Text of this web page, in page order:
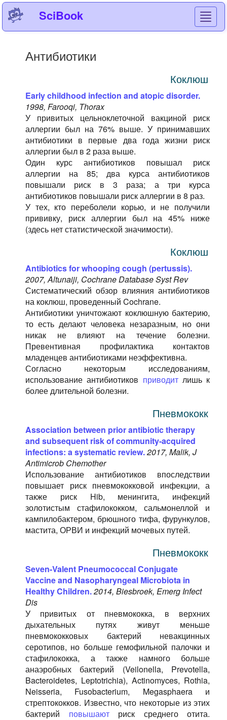
SciBook
Антибиотики
Коклюш
Early childhood infection and atopic disorder.
1998, Farooqi, Thorax
У привитых цельноклеточной вакциной риск
аллергии был на 76% выше. У принимавших
антибиотики в первые два года жизни риск
аллергии был в 2 раза выше.
Один курс антибиотиков повышал риск
аллергии на 85; два курса антибиотиков
повышали риск в 3 раза; а три курса
антибиотиков повышали риск аллергии в 8 раз.
У тех, кто переболели корью, и не получили
прививку, риск аллергии был на 45% ниже
(здесь нет статистической значимости).
Коклюш
Antibiotics for whooping cough (pertussis).
2007, Altunaiji, Cochrane Database Syst Rev
Систематический обзор влияния антибиотиков
на коклюш, проведенный Cochrane.
Антибиотики уничтожают коклюшную бактерию,
то есть делают человека незаразным, но они
никак не влияют на течение болезни.
Превентивная профилактика контактов
младенцев антибиотиками неэффективна.
Согласно некоторым исследованиям,
использование антибиотиков приводитлишь к
более длительной болезни.
Пневмококк
Association between prior antibiotic therapy
and subsequent risk of community-acquired
infections: a systematic review.2017, Malik, J
Antimicrob Chemother
Использование антибиотиков впоследствии
повышает риск пневмококковой инфекции, а
также риск Hib, менингита, инфекций
золотистым стафилококком, сальмонеллой и
кампилобактером, брюшного тифа, фурункулов,
мастита, ОРВИ и инфекций мочевых путей.
Пневмококк
Seven-Valent Pneumococcal Conjugate
Vaccine and Nasopharyngeal Microbiota in
Healthy Children.2014, Biesbroek, Emerg Infect
Dis
У привитых от пневмококка, в верхних
дыхательных путях живут меньше
пневмококковых бактерий невакцинных
серотипов, но больше гемофильной палочки и
стафилококка, а также намного больше
анаэробных бактерий (Veilonella, Prevotella,
Bacteroidetes, Leptotrichia), Actinomyces, Rothia,
Neisseria, Fusobacterium, Megasphaera и
стрептококков. Известно, что некоторые из этих
бактерий повышаютриск среднего отита.